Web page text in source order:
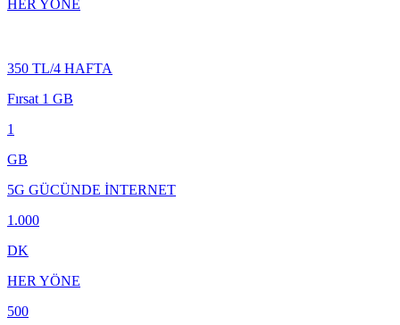
HER YÖNE
350 TL/4 HAFTA
Fırsat 1 GB
1
GB
5G GÜCÜNDE İNTERNET
1.000
DK
HER YÖNE
500